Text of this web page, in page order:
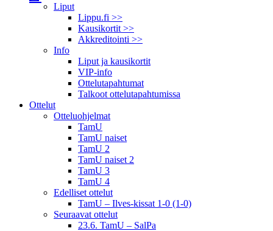
Liput
Lippu.fi >>
Kausikortit >>
Akkreditointi >>
Info
Liput ja kausikortit
VIP-info
Ottelutapahtumat
Talkoot ottelu­tapahtumissa
Ottelut
Otteluohjelmat
TamU
TamU naiset
TamU 2
TamU naiset 2
TamU 3
TamU 4
Edelliset ottelut
TamU – Ilves-kissat 1-0 (1-0)
Seuraavat ottelut
23.6. TamU – SalPa